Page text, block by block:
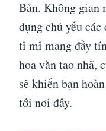
Bản. Không gian
dụng chủ yếu
tỉ mỉ mang đầy
hoa văn tao nhã,
sẽ khiến bạn
tới nơi đây.